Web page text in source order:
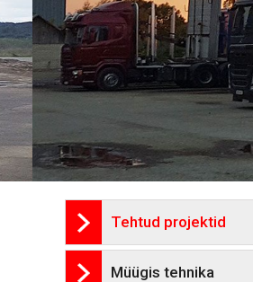
Tehtud projektid
Müügis tehnika